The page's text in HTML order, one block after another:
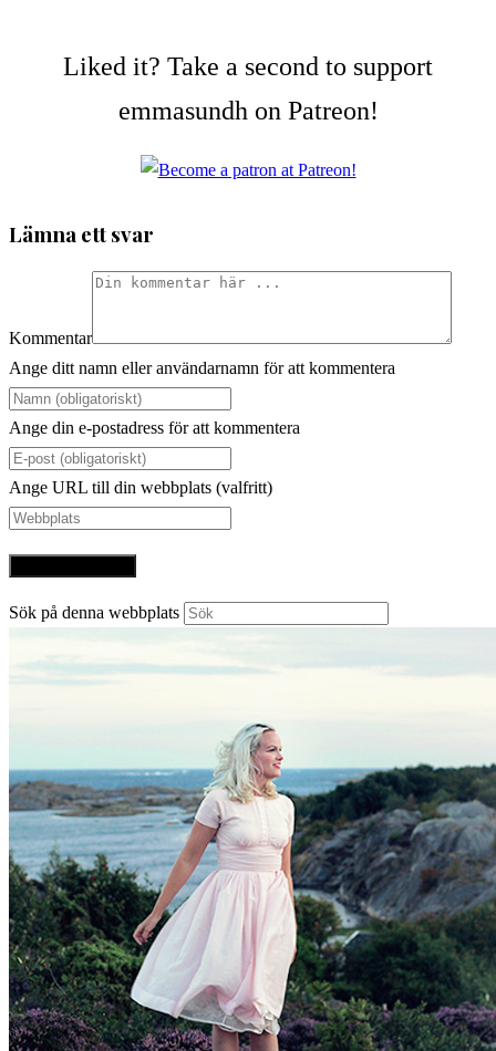
Liked it? Take a second to support
emmasundh on Patreon!
Lämna ett svar
Kommentar
Ange ditt namn eller användarnamn för att kommentera
Ange din e-postadress för att kommentera
Ange URL till din webbplats (valfritt)
Sök på denna webbplats